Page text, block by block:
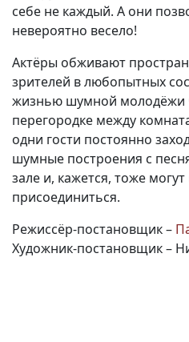
себе не каждый. А они
невероятно весело!
Актёры обживают
зрителей в любопытных
жизнью шумной молодёжи
перегородке между
одни гости постоянно
шумные построения с
зале и, кажется, тоже
присоединиться.
Режиссёр-постановщик –
Художник-постановщик –